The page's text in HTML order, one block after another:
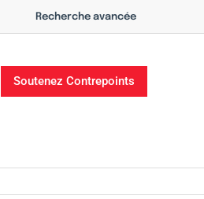
Recherche avancée
Soutenez Contrepoints